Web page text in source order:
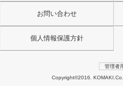
お問い合わせ
個人情報保護方針
管理者
Copyright©2016.